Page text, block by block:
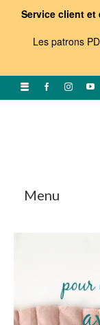
Service client
Les patrons
Menu